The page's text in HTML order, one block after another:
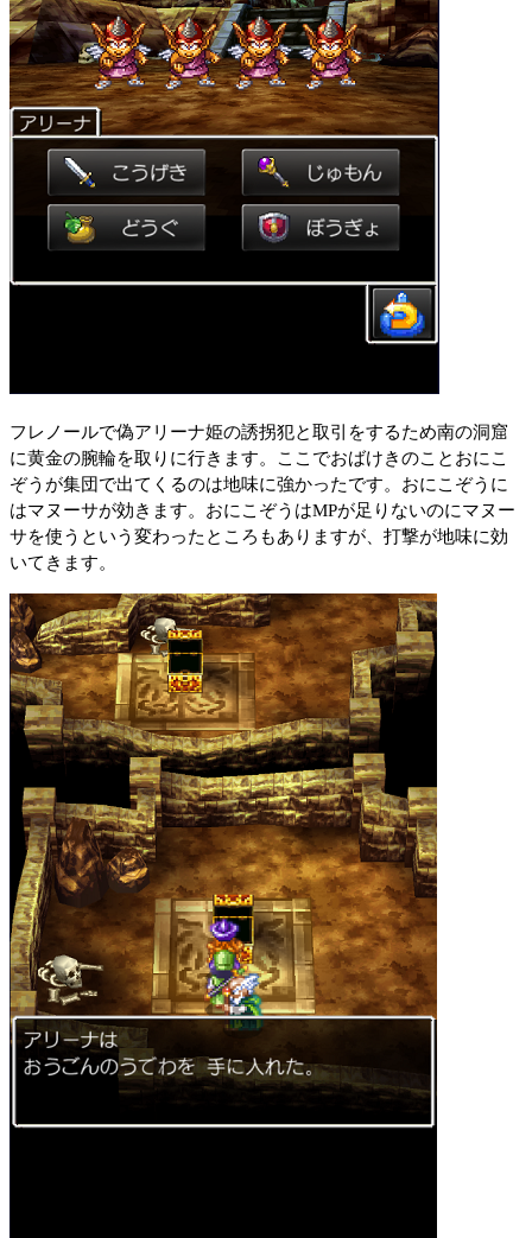
フレノールで偽アリーナ姫の誘拐犯と取引をするため南の洞窟
に黄金の腕輪を取りに行きます。ここでおばけきのことおにこ
ぞうが集団で出てくるのは地味に強かったです。おにこぞうに
はマヌーサが効きます。おにこぞうはMPが足りないのにマヌー
サを使うという変わったところもありますが、打撃が地味に効
いてきます。